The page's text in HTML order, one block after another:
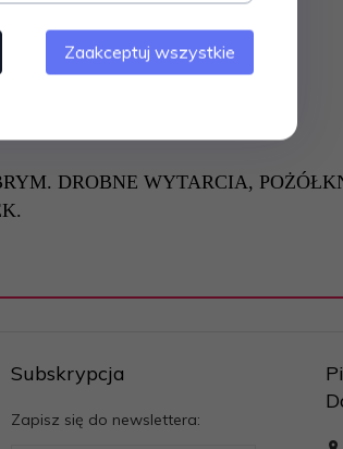
DROBNE WYTARCIA,
Subskrypcja
Zapisz się do newslettera:
Zaakceptuj wszystkie